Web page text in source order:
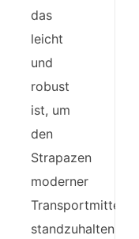
das
leicht
und
robust
ist, um
den
Strapazen
moderner
Transportmittel
standzuhalten.